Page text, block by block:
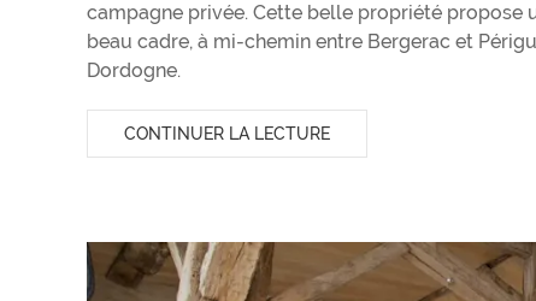
campagne privée. Cette belle propriété
beau cadre, à mi-chemin entre Bergerac et
Dordogne.
CONTINUER LA LECTURE